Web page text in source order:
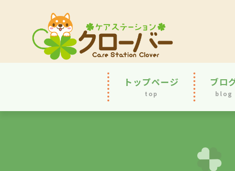
トップページ
top
ブロ
blog